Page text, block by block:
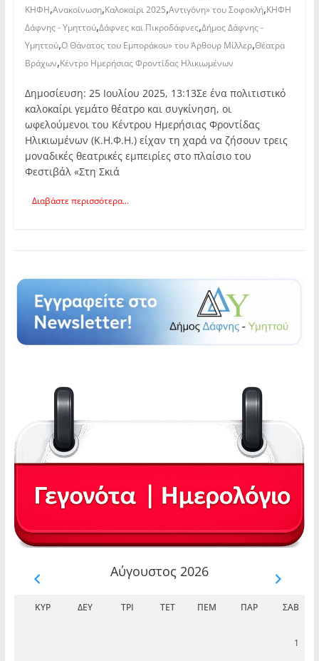
ΚΗΦΗ,Ανακοίνωση,Καλοκαίρι 2025,Αντιγόνη» του Σοφοκλή,ΚΗΦΗ
Δάφνης - Υμηττού,Δάφνες και Πικροδάφνες,Δήμος Δάφνης -
Υμηττού,Ο Θάνατος του Εμποράκου» του Άρθουρ Μίλλερ,Θέατρα
Βράχων,Κέντρο Ημερήσιας Φροντίδας Ηλικιωμένων
Δημοσίευση: 25 Ιουλίου 2025, 13:13Σε ένα πολιτιστικό
καλοκαίρι γεμάτο θέατρο και συγκίνηση, οι
ωφελούμενοι του Κέντρου Ημερήσιας Φροντίδας
Ηλικιωμένων (Κ.Η.Φ.Η.) είχαν τη χαρά να ζήσουν τρεις
μοναδικές θεατρικές εμπειρίες στο πλαίσιο του
Φεστιβάλ «Στη Σκιά
Διαβάστε περισσότερα...
Αύγουστος 2026
ΚΥΡ ΔΕΥ ΤΡΊ ΤΕΤ ΠΈΜ ΠΑΡ ΣΆΒ
1